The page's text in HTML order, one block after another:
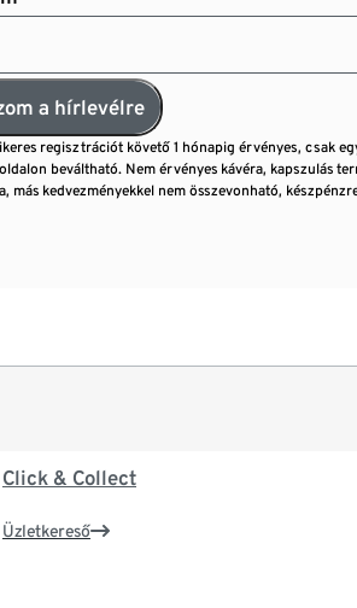
a hírlevélre
regisztrációt követő 1 hónapig érvényes, csak
beváltható. Nem érvényes kávéra, kapszulás
más kedvezményekkel nem összevonható,
Click & Collect
Üzletkereső